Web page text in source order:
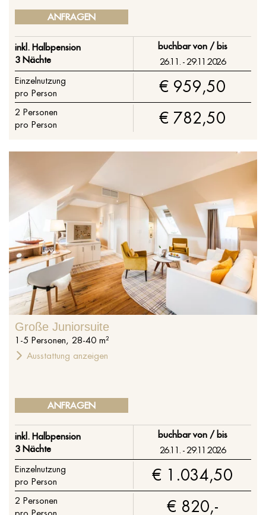
ANFRAGEN
inkl. Halbpension
3 Nächte
buchbar von / bis
26.11. - 29.11.2026
Einzelnutzung
pro Person
€ 959,50
2 Personen
pro Person
€ 782,50
Große Juniorsuite
1 -5 Personen, 28-40 m²
Ausstattung anzeigen
ANFRAGEN
inkl. Halbpension
3 Nächte
buchbar von / bis
26.11. - 29.11.2026
Einzelnutzung
pro Person
€ 1.034,50
2 Personen
€ 820,-